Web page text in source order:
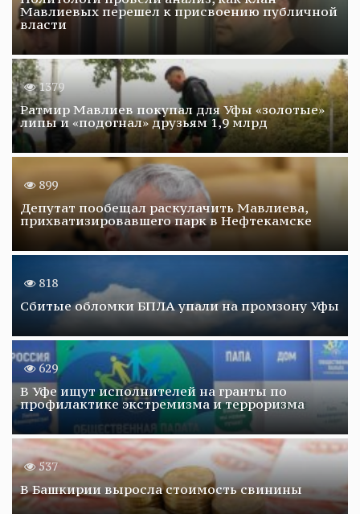
Мавлиевых перешел к присвоению публичной
власти
1379
Ратмир Мавлиев покупал для Уфы «золотые»
липы и «подогнал» друзьям 1,9 млрд
899
Депутат пообещал раскулачить Мавлиева,
прихватизировавшего парк в Нефтекамске
818
Сбитые обломки БПЛА упали на промзону Уфы
629
В Уфе ищут исполнителей на гранты по
профилактике экстремизма и терроризма
537
В Башкирии выросла стоимость свинины